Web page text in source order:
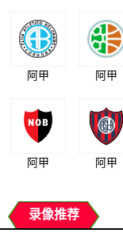
阿甲 阿甲
阿甲 阿甲
录像推荐